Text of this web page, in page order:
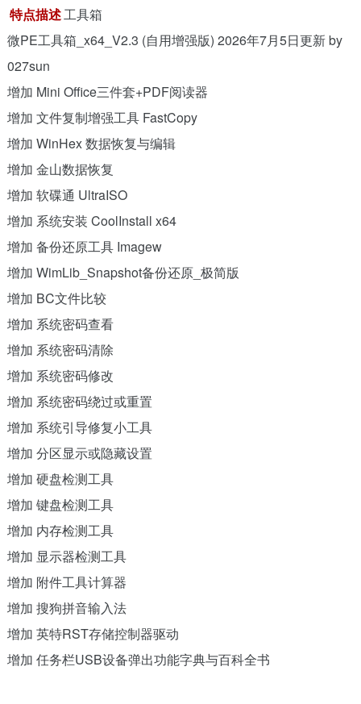
特点描述工具箱
微PE工具箱_x64_V2.3 (自用增强版) 2026年7月5日更新 by
027sun
增加 Mini Office三件套+PDF阅读器
增加 文件复制增强工具 FastCopy
增加 WinHex 数据恢复与编辑
增加 金山数据恢复
增加 软碟通 UltraISO
增加 系统安装 CoolInstall x64
增加 备份还原工具 Imagew
增加 WimLib_Snapshot备份还原_极简版
增加 BC文件比较
增加 系统密码查看
增加 系统密码清除
增加 系统密码修改
增加 系统密码绕过或重置
增加 系统引导修复小工具
增加 分区显示或隐藏设置
增加 硬盘检测工具
增加 键盘检测工具
增加 内存检测工具
增加 显示器检测工具
增加 附件工具计算器
增加 搜狗拼音输入法
增加 英特RST存储控制器驱动
增加 任务栏USB设备弹出功能字典与百科全书